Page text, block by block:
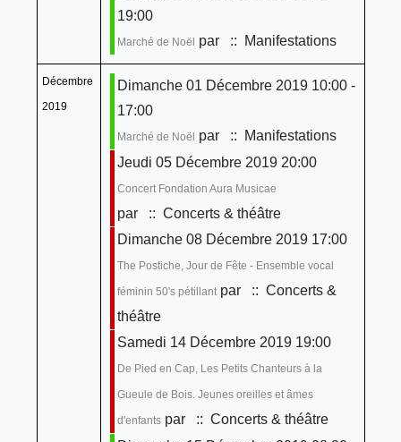
19:00
Marché de Noël par :: Manifestations
Décembre
2019
Dimanche 01 Décembre 2019 10:00 -
17:00
Marché de Noël par
:: Manifestations
Jeudi 05 Décembre 2019 20:00
Concert Fondation Aura Musicae
par
:: Concerts & théâtre
Dimanche 08 Décembre 2019 17:00
The Postiche, Jour de Fête - Ensemble vocal
féminin 50's pétillantpar
:: Concerts &
théâtre
Samedi 14 Décembre 2019 19:00
De Pied en Cap, Les Petits Chanteurs à la
Gueule de Bois. Jeunes oreilles et âmes
d'enfantspar
:: Concerts & théâtre